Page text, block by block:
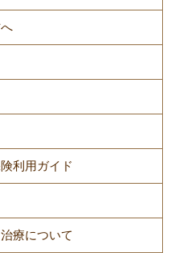
利用ガイド
療について